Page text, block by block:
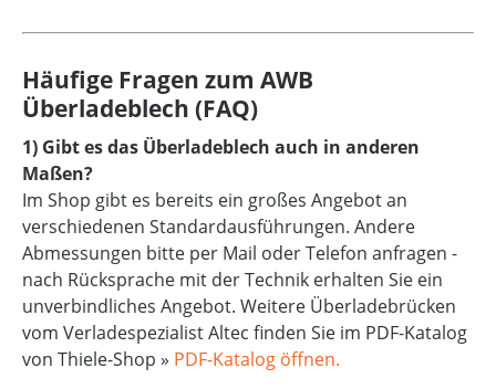
Häufige Fragen zum AWB
Überladeblech (FAQ)
1) Gibt es das Überladeblech auch in anderen
Maßen?
Im Shop gibt es bereits ein großes Angebot an
verschiedenen Standardausführungen. Andere
Abmessungen bitte per Mail oder Telefon anfragen -
nach Rücksprache mit der Technik erhalten Sie ein
unverbindliches Angebot. Weitere Überladebrücken
vom Verladespezialist Altec finden Sie im PDF-Katalog
von Thiele-Shop » PDF-Katalog öffnen.